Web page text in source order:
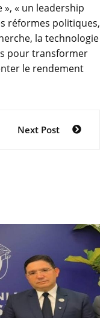
« un leadership
réformes politiques,
la technologie
pour transformer
le rendement
Next Post